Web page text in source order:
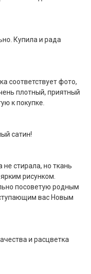
Купила и рада
соответствует фото,
плотный, приятный
к покупке.
сатин!
стирала, но ткань
рисунком.
посоветую родным
вас Новым
и расцветка